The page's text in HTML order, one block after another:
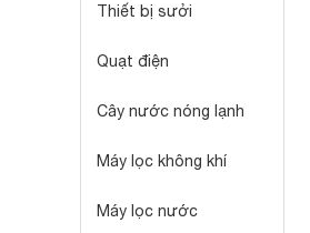
Thiết bị sưởi
Quạt điện
Cây nước nóng lạnh
Máy lọc không khí
Máy lọc nước